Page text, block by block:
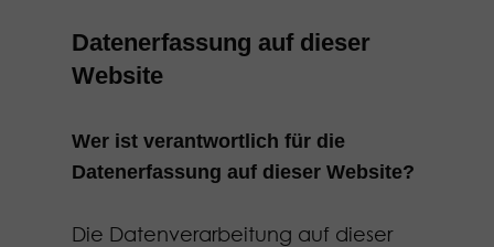
Datenerfassung auf dieser
Website
Wer ist verantwortlich für die
Datenerfassung auf dieser Website?
Die Datenverarbeitung auf dieser